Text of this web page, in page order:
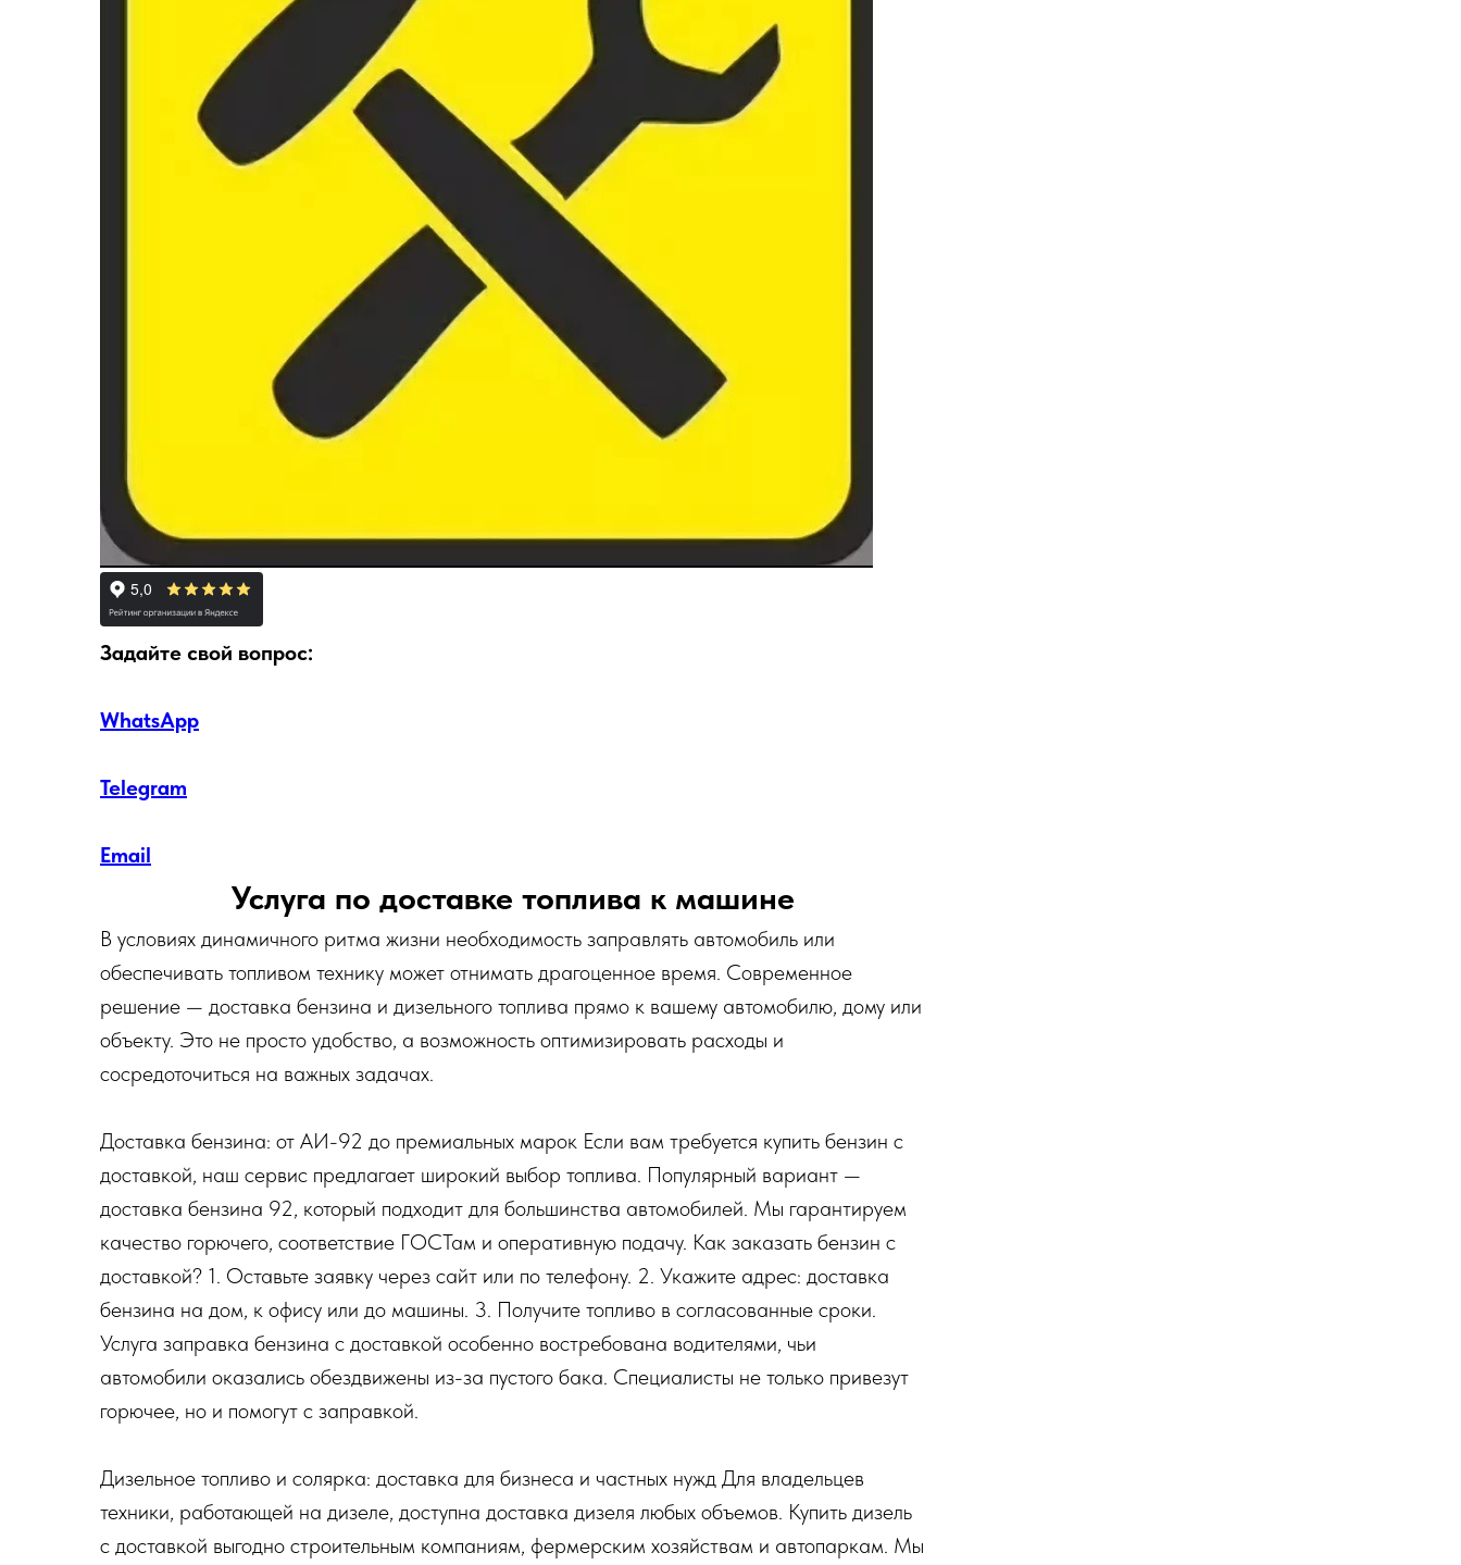
Задайте свой вопрос:
WhatsApp
Telegram
Email
Услуга по доставке топлива к машине
В условиях динамичного ритма жизни необходимость заправлять автомобиль или
обеспечивать топливом технику может отнимать драгоценное время. Современное
решение — доставка бензина и дизельного топлива прямо к вашему автомобилю, дому или
объекту. Это не просто удобство, а возможность оптимизировать расходы и
сосредоточиться на важных задачах.
Доставка бензина: от АИ-92 до премиальных марок Если вам требуется купить бензин с
доставкой, наш сервис предлагает широкий выбор топлива. Популярный вариант —
доставка бензина 92, который подходит для большинства автомобилей. Мы гарантируем
качество горючего, соответствие ГОСТам и оперативную подачу. Как заказать бензин с
доставкой? 1. Оставьте заявку через сайт или по телефону. 2. Укажите адрес: доставка
бензина на дом, к офису или до машины. 3. Получите топливо в согласованные сроки.
Услуга заправка бензина с доставкой особенно востребована водителями, чьи
автомобили оказались обездвижены из-за пустого бака. Специалисты не только привезут
горючее, но и помогут с заправкой.
Дизельное топливо и солярка: доставка для бизнеса и частных нужд Для владельцев
техники, работающей на дизеле, доступна доставка дизеля любых объемов. Купить дизель
с доставкой выгодно строительным компаниям, фермерским хозяйствам и автопаркам. Мы